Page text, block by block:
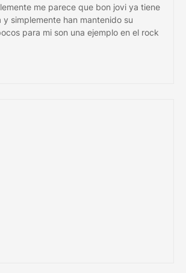
me parece que bon jovi ya tiene
y simplemente han mantenido su
para mi son una ejemplo en el rock